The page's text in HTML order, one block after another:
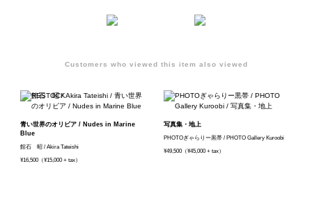
Customers who viewed this item also viewed
青い世界のオリビア / Nudes in Marine
Blue
館石 昭 / Akira Tateishi
¥16,500（¥15,000 + tax）
写真集・地上
PHOTOぎゃらりー黒帯 / PHOTO Gallery Kuroobi
¥49,500（¥45,000 + tax）